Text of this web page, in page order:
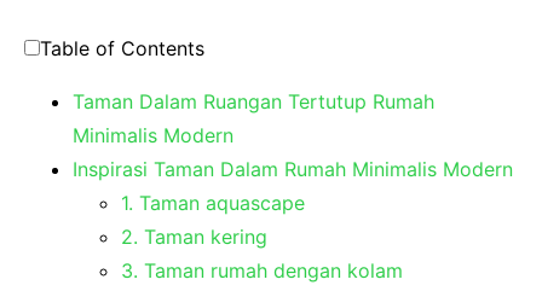
Table of Contents
Taman Dalam Ruangan Tertutup Rumah
Minimalis Modern
Inspirasi Taman Dalam Rumah Minimalis Modern
1. Taman aquascape
2. Taman kering
3. Taman rumah dengan kolam